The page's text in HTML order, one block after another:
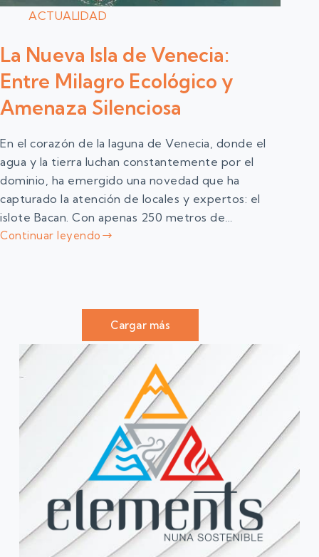
ACTUALIDAD
La Nueva Isla de Venecia:
Entre Milagro Ecológico y
Amenaza Silenciosa
En el corazón de la laguna de Venecia, donde el
agua y la tierra luchan constantemente por el
dominio, ha emergido una novedad que ha
capturado la atención de locales y expertos: el
islote Bacan. Con apenas 250 metros de…
Continuar leyendo
Cargar más